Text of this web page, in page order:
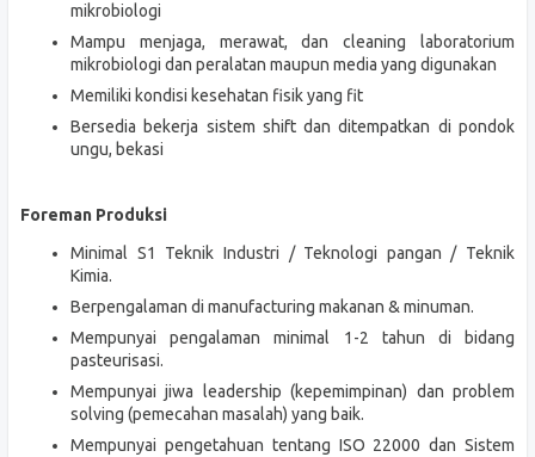
mikrobiologi
Mampu menjaga, merawat, dan cleaning laboratorium
mikrobiologi dan peralatan maupun media yang digunakan
Memiliki kondisi kesehatan fisik yang fit
Bersedia bekerja sistem shift dan ditempatkan di pondok
ungu, bekasi
Foreman Produksi
Minimal S1 Teknik Industri / Teknologi pangan / Teknik
Kimia.
Berpengalaman di manufacturing makanan & minuman.
Mempunyai pengalaman minimal 1-2 tahun di bidang
pasteurisasi.
Mempunyai jiwa leadership (kepemimpinan) dan problem
solving (pemecahan masalah) yang baik.
Mempunyai pengetahuan tentang ISO 22000 dan Sistem